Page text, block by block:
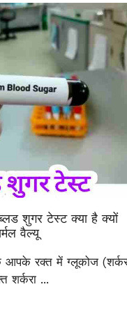
शुगर टेस्ट क्या है क्यों
वैल्यू
आपके रक्त में ग्लूकोज
शर्करा ...